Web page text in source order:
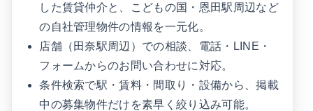
した賃貸仲介と、こどもの国・恩田駅周辺など
の自社管理物件の情報を一元化。
店舗（田奈駅周辺）での相談、電話・LINE・
フォームからのお問い合わせに対応。
条件検索で駅・賃料・間取り・設備から、掲載
中の募集物件だけを素早く絞り込み可能。